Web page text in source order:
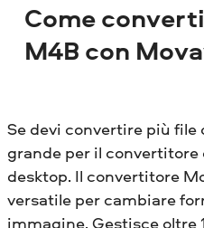
Come
M4B con
Se devi convertire più file
grande per il
desktop. Il convertitore
versatile per cambiare
immagine. Gestisce oltre